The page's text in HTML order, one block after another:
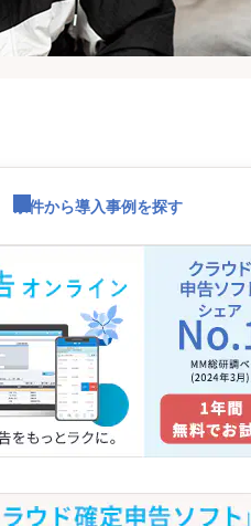
条件から導入事例を探す